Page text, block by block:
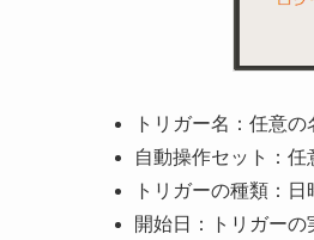
トリガー名：任意の
自動操作セット：
トリガーの種類：日
開始日：トリガーの